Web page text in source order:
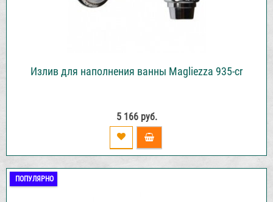
Излив для наполнения ванны Magliezza 935-cr
5 166 руб.
ПОПУЛЯРНО